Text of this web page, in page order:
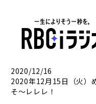
2020/12/16
2020年12月15日（火）
そ～レレレ！